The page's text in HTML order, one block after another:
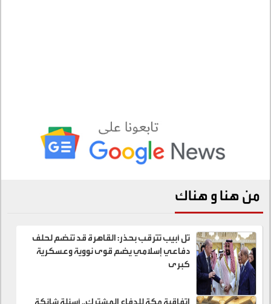
من هنا و هناك
تل أبيب تترقب بحذر: القاهرة قد تنضم لحلف
دفاعي إسلامي يضم قوى نووية وعسكرية
كبرى